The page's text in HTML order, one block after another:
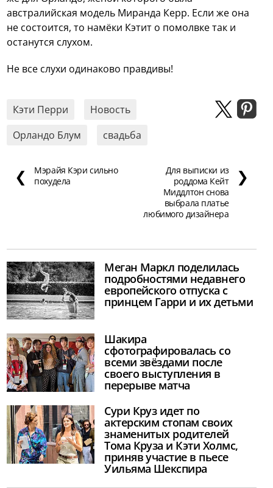
австралийская модель Миранда Керр. Если же она
не состоится, то намёки Кэтит о помолвке так и
останутся слухом.
Не все слухи одинаково правдивы!
Кэти Перри
Новость
Орландо Блум
свадьба
❮
Мэрайя Кэри сильно
похудела
Для выписки из
роддома Кейт
Миддлтон снова
выбрала платье
любимого дизайнера
❯
Меган Маркл поделилась
подробностями недавнего
европейского отпуска с
принцем Гарри и их детьми
Шакира
сфотографировалась со
всеми звёздами после
своего выступления в
перерыве матча
Сури Круз идет по
актерским стопам своих
знаменитых родителей
Тома Круза и Кэти Холмс,
приняв участие в пьесе
Уильяма Шекспира